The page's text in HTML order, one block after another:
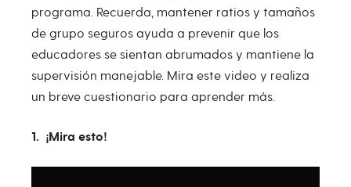
programa. Recuerda, mantener ratios y tamaños
de grupo seguros ayuda a prevenir que los
educadores se sientan abrumados y mantiene la
supervisión manejable. Mira este video y realiza
un breve cuestionario para aprender más.
1. ¡Mira esto!